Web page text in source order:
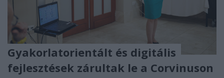
Gyakorlatorientált és digitális
fejlesztések zárultak le a Corvinuson